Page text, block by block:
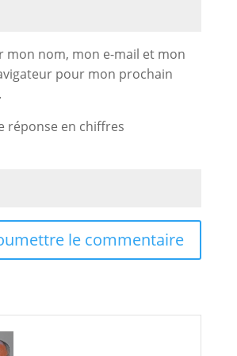
mon nom, mon e-mail et mon
pour mon prochain
réponse en chiffres
le commentaire